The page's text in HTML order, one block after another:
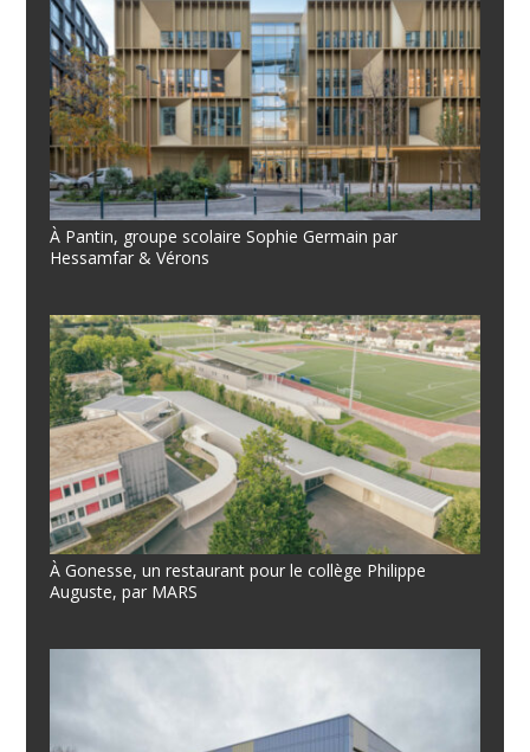
À Pantin, groupe scolaire Sophie Germain par
Hessamfar & Vérons
À Gonesse, un restaurant pour le collège Philippe
Auguste, par MARS